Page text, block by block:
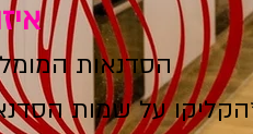
הסדנאות
על שמות